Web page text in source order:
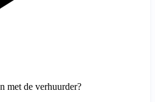
met de verhuurder?